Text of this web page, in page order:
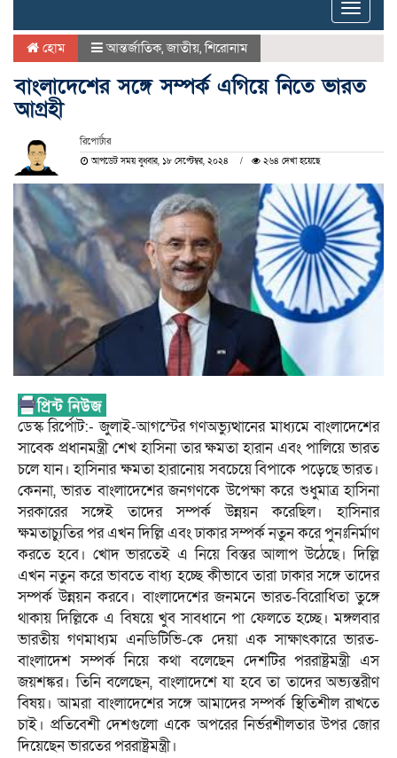
Toggle
হোম আন্তর্জাতিক,জাতীয়,শিরোনাম
বাংলাদেশের সঙ্গে সম্পর্ক এগিয়ে নিতে ভারত
আগ্রহী
রিপোর্টার
আপডেট সময় বুধবার, ১৮ সেপ্টেম্বর, ২০২৪ ২৬৪ দেখা হয়েছে
ডেস্ক রির্পোট:- জুলাই-আগস্টের গণঅভ্যুত্থানের মাধ্যমে বাংলাদেশের
সাবেক প্রধানমন্ত্রী শেখ হাসিনা তার ক্ষমতা হারান এবং পালিয়ে ভারত
চলে যান। হাসিনার ক্ষমতা হারানোয় সবচেয়ে বিপাকে পড়েছে ভারত।
কেননা, ভারত বাংলাদেশের জনগণকে উপেক্ষা করে শুধুমাত্র হাসিনা
সরকারের সঙ্গেই তাদের সম্পর্ক উন্নয়ন করেছিল। হাসিনার
ক্ষমতাচ্যুতির পর এখন দিল্লি এবং ঢাকার সম্পর্ক নতুন করে পুনঃনির্মাণ
করতে হবে। খোদ ভারতেই এ নিয়ে বিস্তর আলাপ উঠেছে। দিল্লি
এখন নতুন করে ভাবতে বাধ্য হচ্ছে কীভাবে তারা ঢাকার সঙ্গে তাদের
সম্পর্ক উন্নয়ন করবে। বাংলাদেশের জনমনে ভারত-বিরোধিতা তুঙ্গে
থাকায় দিল্লিকে এ বিষয়ে খুব সাবধানে পা ফেলতে হচ্ছে। মঙ্গলবার
ভারতীয় গণমাধ্যম এনডিটিভি-কে দেয়া এক সাক্ষাৎকারে ভারত-
বাংলাদেশ সম্পর্ক নিয়ে কথা বলেছেন দেশটির পররাষ্ট্রমন্ত্রী এস
জয়শঙ্কর। তিনি বলেছেন, বাংলাদেশে যা হবে তা তাদের অভ্যন্তরীণ
বিষয়। আমরা বাংলাদেশের সঙ্গে আমাদের সম্পর্ক স্থিতিশীল রাখতে
চাই। প্রতিবেশী দেশগুলো একে অপরের নির্ভরশীলতার উপর জোর
দিয়েছেন ভারতের পররাষ্ট্রমন্ত্রী।